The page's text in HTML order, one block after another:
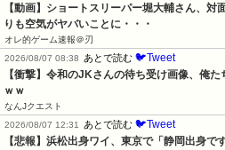
【動画】ショートスリーパー堀大輔さん、対
りも空気がヤバいことに・・・
オレ的ゲーム速報＠刃
2026/08/07 08:38
あとで読む 🐦Tweet
【衝撃】令和のJKさんの待ち受け画像、俺
ｗｗ
なんJクエスト
2026/08/07 12:31
あとで読む 🐦Tweet
【悲報】浜松出身ワイ、東京で「静岡出身で